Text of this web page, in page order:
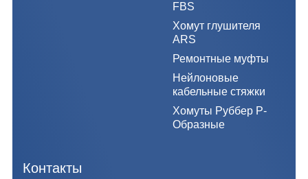
FBS
Хомут глушителя
ARS
Ремонтные муфты
Нейлоновые
кабельные стяжки
Хомуты Руббер Р-
Образные
Контакты